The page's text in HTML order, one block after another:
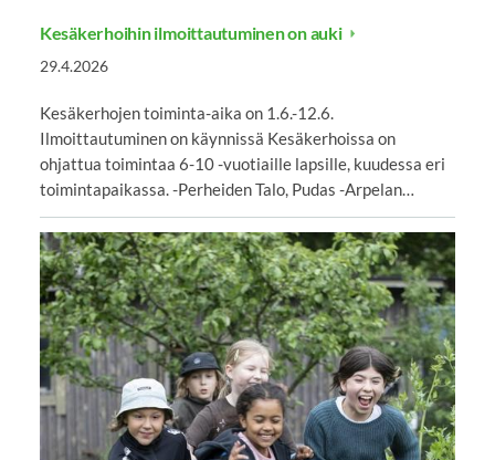
Kesäkerhoihin ilmoittautuminen on auki
29.4.2026
Kesäkerhojen toiminta-aika on 1.6.-12.6.
Ilmoittautuminen on käynnissä Kesäkerhoissa on
ohjattua toimintaa 6-10 -vuotiaille lapsille, kuudessa eri
toimintapaikassa. -Perheiden Talo, Pudas -Arpelan…